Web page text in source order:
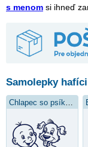
s menom si ihneď
Samolepky